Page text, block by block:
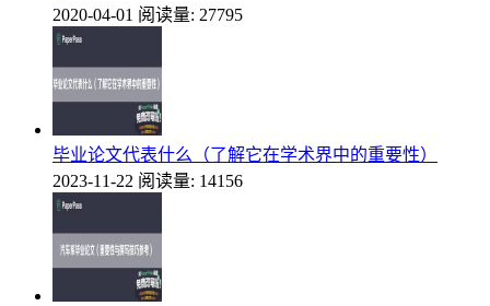
2020-04-01 阅读量: 27795
毕业论文代表什么（了解它在学术界中的重要性）
2023-11-22 阅读量: 14156